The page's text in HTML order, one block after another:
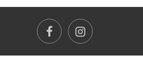
facebookinstagram